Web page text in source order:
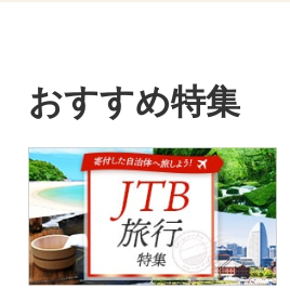
おすすめ特集